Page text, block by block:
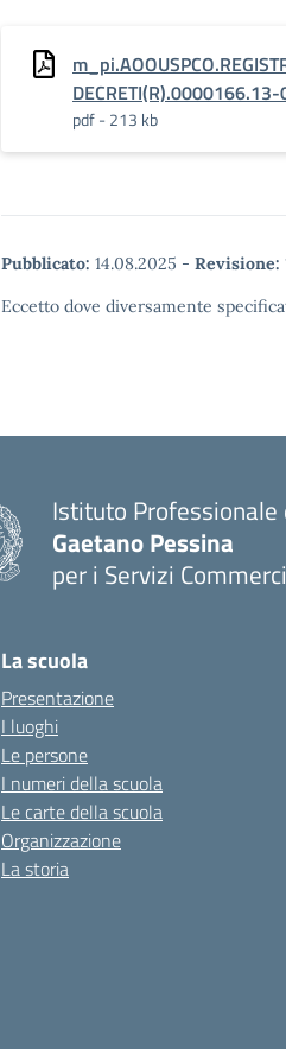
pdf - 213 kb
Pubblicato: 14.08.2025 - Revisione:
Eccetto dove diversamente
Istituto Professionale
Gaetano Pessina
per i Servizi
La scuola
Presentazione
I luoghi
Le persone
I numeri della scuola
Le carte della scuola
Organizzazione
La storia